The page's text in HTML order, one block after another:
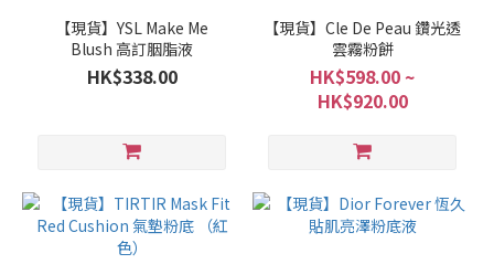
【現貨】YSL Make Me
Blush 高訂胭脂液
HK$338.00
【現貨】Cle De Peau 鑽光透
雲霧粉餅
HK$598.00 ~
HK$920.00